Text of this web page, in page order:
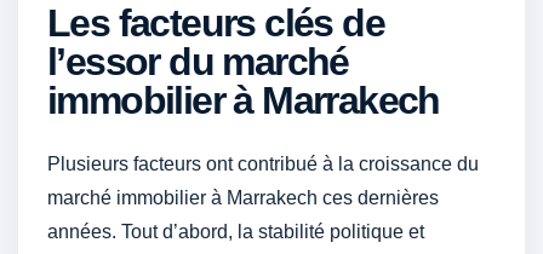
Les facteurs clés de
l’essor du marché
immobilier à Marrakech
Plusieurs facteurs ont contribué à la croissance du
marché immobilier à Marrakech ces dernières
années. Tout d’abord, la stabilité politique et